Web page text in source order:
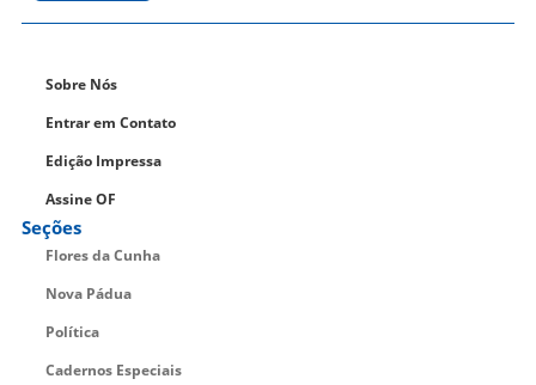
Sobre Nós
Entrar em Contato
Edição Impressa
Assine OF
Seções
Flores da Cunha
Nova Pádua
Política
Cadernos Especiais